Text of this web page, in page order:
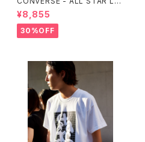
CY OX （Purple）
¥8,855
30%OFF